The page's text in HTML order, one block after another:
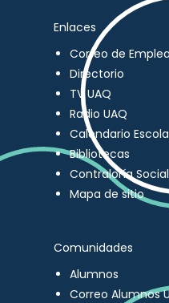
Enlaces
Correo de
Directorio
TV UAQ
Radio UAQ
Calendario
Bibliotecas
Contraloría Social
Mapa de sitio
Comunidades
Alumnos
Correo Alumnos